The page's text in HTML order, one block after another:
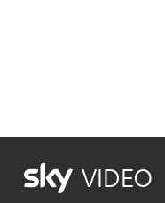
VIDEO